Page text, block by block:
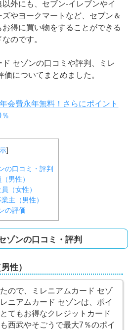
外にも、セブン-イレブンやイ
ズやヨークマートなど、セブン＆
得に買い物をすることができる
のです。
セゾンの口コミや評判、ミレ
についてまとめました。
会費永年無料！さらにポイント
]
の口コミ・評判
男性）
（女性）
主（男性）
の評価
ゾンの口コミ・評判
性）
ので、ミレニアムカード セゾ
ニアムカード セゾンは、ポイ
てもお得なクレジットカード
西武やそごうで最大7％のポイ